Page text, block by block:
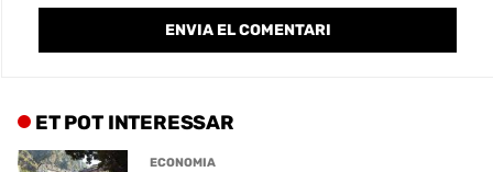
ET POT INTERESSAR
ECONOMIA